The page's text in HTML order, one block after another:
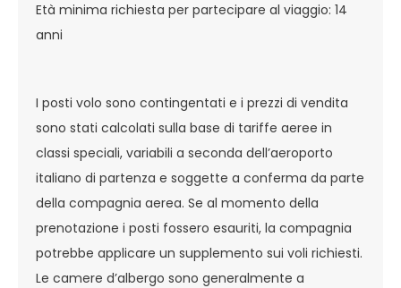
Età minima richiesta per partecipare al viaggio: 14
anni
I posti volo sono contingentati e i prezzi di vendita
sono stati calcolati sulla base di tariffe aeree in
classi speciali, variabili a seconda dell’aeroporto
italiano di partenza e soggette a conferma da parte
della compagnia aerea. Se al momento della
prenotazione i posti fossero esauriti, la compagnia
potrebbe applicare un supplemento sui voli richiesti.
Le camere d’albergo sono generalmente a